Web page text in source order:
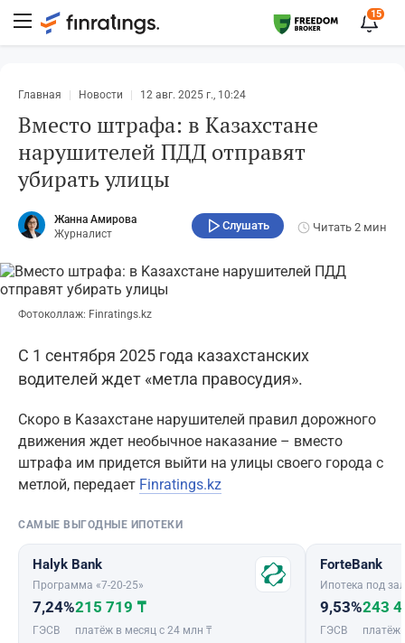
15
Главная Новости 12 авг. 2025 г., 10:24
Вместо штрафа: в Kaзахстане
нарушителей ПДД отправят
убирать улицы
Жанна Амирова
Журналист
Слушать Читать 2 мин
Фотоколлаж: Finratings.kz
С 1 сентября 2025 года казахстанских
водителей ждет «метла правосудия».
Cкоро в Kaзахстане нарушителей правил дорожного
движения ждет необычное наказание – вместо
штрафа им придется выйти на улицы своего города с
метлой, передает Finratings.kz
САМЫЕ ВЫГОДНЫЕ ИПОТЕКИ
Halyk Bank
Программа «7-20-25»
7,24%
ГЭСВ
215 719 ₸
платёж в месяц с 24 млн ₸
ForteBank
Ипотека под
9,53%
ГЭСВ
243
платёж